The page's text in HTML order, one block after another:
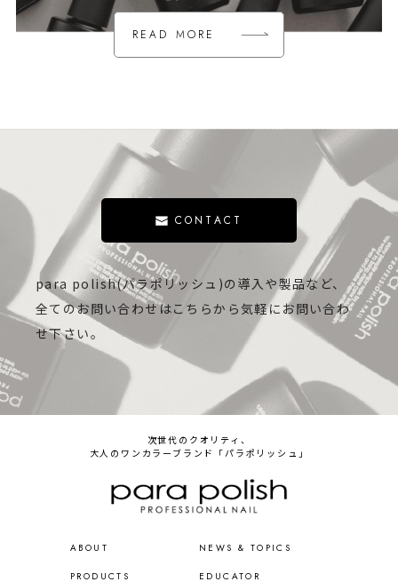
READ MORE
CONTACT
para polish(パラポリッシュ)の導入や製品など、
全てのお問い合わせはこちらから気軽にお問い合わ
せ下さい。
次世代のクオリティ、
大人のワンカラーブランド「パラポリッシュ」
ABOUT NEWS & TOPICS
PRODUCTS EDUCATOR